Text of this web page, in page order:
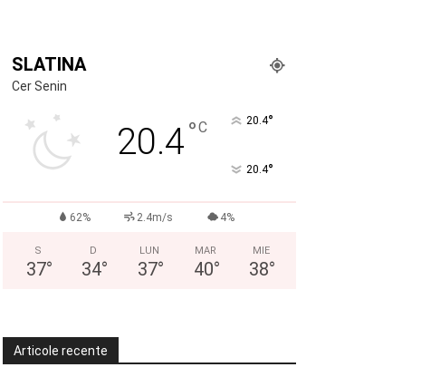
SLATINA
Cer Senin
20.4°C 20.4°
20.4°
62% 2.4m/s 4%
S
37°
D
34°
LUN
37°
MAR
40°
MIE
38°
Articole recente